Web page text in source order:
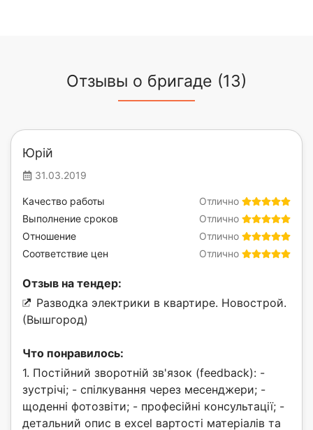
Отзывы о бригаде (13)
Юрій
31.03.2019
Отлично
Качество работы
Отлично
Выполнение сроков
Отлично
Отношение
Отлично
Соответствие цен
Отзыв на тендер:
Разводка электрики в квартире. Новострой.
(Вышгород)
Что понравилось:
1. Постійний зворотній зв'язок (feedback): -
зустрічі; - спілкування через месенджери; -
щоденні фотозвіти; - професійні консультації; -
детальний опис в excel вартості матеріалів та